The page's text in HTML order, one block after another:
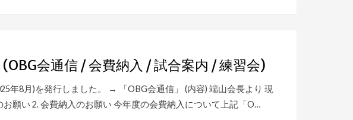
会通信 / 会費納入 / 試合案内 / 練習会)
年8月)を発行しました。 → 「OBG会通信」 (内容) 端山会長より 現
願い 2. 会費納入のお願い 今年度の会費納入について上記「O…